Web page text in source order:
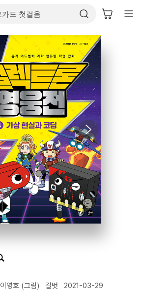
이영호 (그림) 길벗 2021-03-29